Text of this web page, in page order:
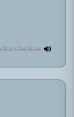
TransTashkeel